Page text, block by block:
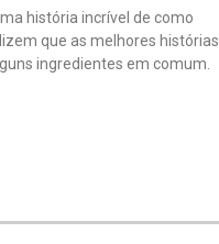
história incrível de como
que as melhores histórias
ingredientes em comum.